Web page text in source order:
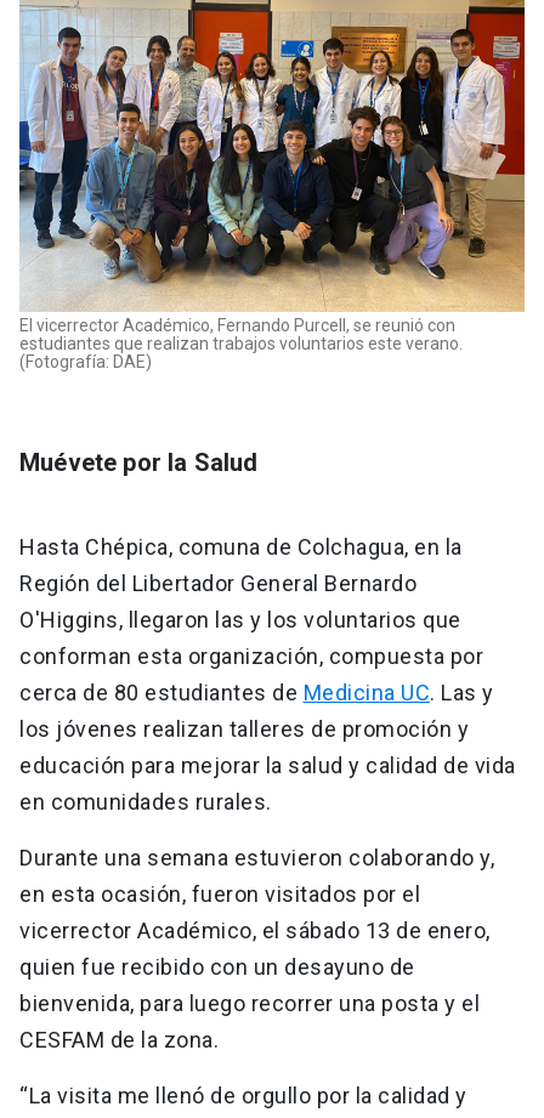
El vicerrector Académico, Fernando Purcell, se reunió con
estudiantes que realizan trabajos voluntarios este verano.
(Fotografía: DAE)
Muévete por la Salud
Hasta Chépica, comuna de Colchagua, en la
Región del Libertador General Bernardo
O'Higgins, llegaron las y los voluntarios que
conforman esta organización, compuesta por
cerca de 80 estudiantes de Medicina UC. Las y
los jóvenes realizan talleres de promoción y
educación para mejorar la salud y calidad de vida
en comunidades rurales.
Durante una semana estuvieron colaborando y,
en esta ocasión, fueron visitados por el
vicerrector Académico, el sábado 13 de enero,
quien fue recibido con un desayuno de
bienvenida, para luego recorrer una posta y el
CESFAM de la zona.
“La visita me llenó de orgullo por la calidad y